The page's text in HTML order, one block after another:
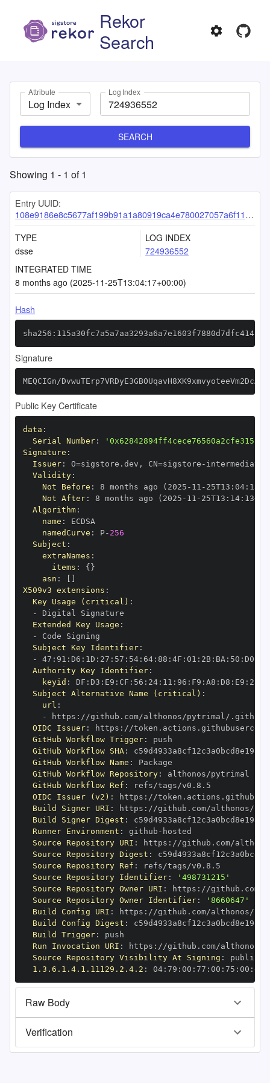
Rekor
Search
Attribute
Log Index
Log Index
SEARCH
Showing 1 - 1 of1
Entry UUID:
108e9186e8c5677af199b91a1a80919ca4e780027057a6f110da37166c03d583d384708154f8f90a
TYPE
dsse
LOG INDEX
724936552
INTEGRATED TIME
8 months ago (2025-11-25T13:04:17+00:00)
Hash
Signature
MEQCIGn/
Public Key Certificate
data :
Serial Number:
Signature :
Issuer: O=sigstore.dev , CN=sigstore -
Validity:
Not Before : 8 months ago (2025 - 11 - 25T13 : 04:
Not After: 8 months ago (2025 - 11 - 25T13 : 14: 13+00
Algorithm:
name :
namedCurve : P- 256
Subject :
extraNames :
items : { }
asn :
X509v3 extensions :
Key Usage (critical) :
-
Extended Key Usage :
-
Subject Key Identifier:
-
47 : 91 : D6 : 1D : 27 : 57 : 54: 64: 88 : 4F : 01 : 2B: BA : 50 : D0
Authority Key Identifier:
keyid : DF : D3 : E9 : CF : 56 : 24: 11 : 96 : F9 : A8 : D8 : E9 : 28
Subject Alternative Name (critical) :
url :
-
https :
OIDC Issuer: https :
GitHub Workflow Trigger:
GitHub Workflow SHA:
GitHub Workflow Name :
GitHub Workflow Repository:
GitHub Workflow Ref :
OIDC Issuer (v2) : https :
Build Signer URI : https :
Build Signer Digest :
Runner Environment : github -
Source Repository URI : https :
Source Repository Digest :
Source Repository Ref :
Source Repository Identifier:
'498731215'
Source Repository Owner URI : https :
Source Repository Owner Identifier:
'8660647'
Build Config URI : https :
Build Config Digest :
Build Trigger:
Run Invocation URI : https :
Source Repository Visibility At Signing :
1.3.6.1.4.1.11129.2.4.2 : 04: 79 : 00 : 77 : 00 : 75 : 00 : dd
Raw Body
Verification